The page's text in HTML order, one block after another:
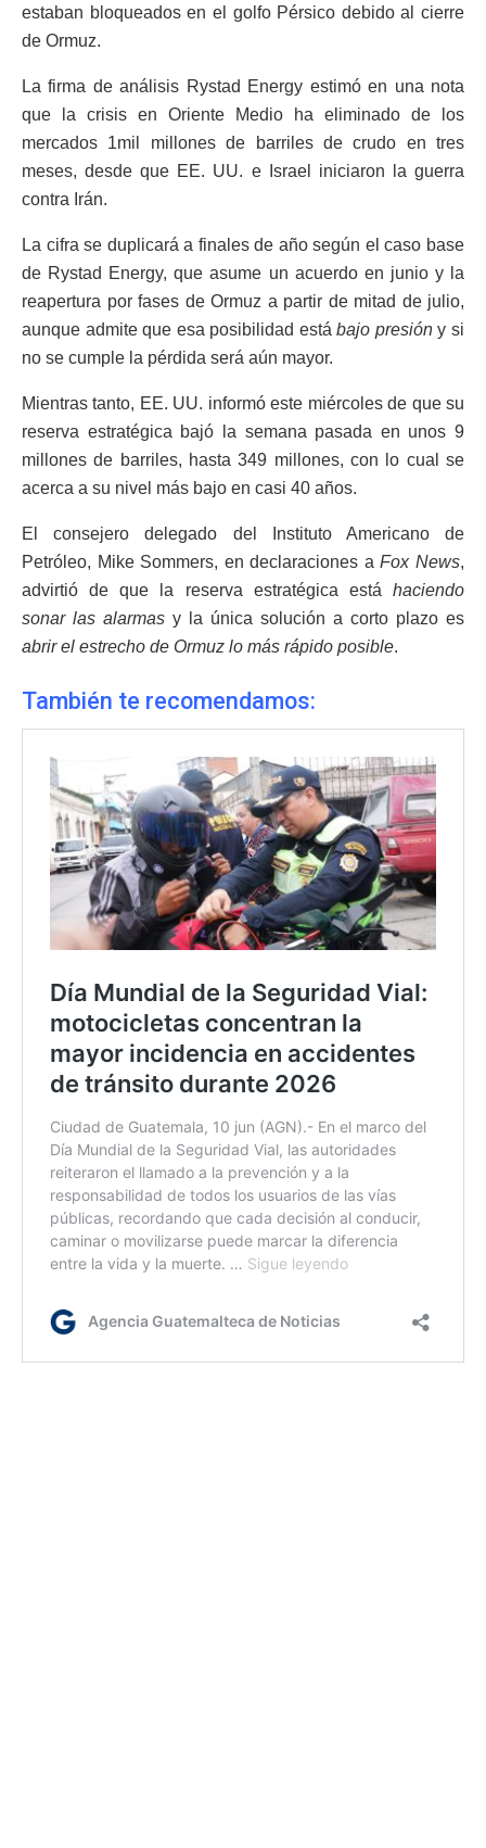
estaban bloqueados en el golfo Pérsico debido al cierre
de Ormuz.
La firma de análisis Rystad Energy estimó en una nota
que la crisis en Oriente Medio ha eliminado de los
mercados 1mil millones de barriles de crudo en tres
meses, desde que EE. UU. e Israel iniciaron la guerra
contra Irán.
La cifra se duplicará a finales de año según el caso base
de Rystad Energy, que asume un acuerdo en junio y la
reapertura por fases de Ormuz a partir de mitad de julio,
aunque admite que esa posibilidad estábajo presióny si
no se cumple la pérdida será aún mayor.
Mientras tanto, EE. UU. informó este miércoles de que su
reserva estratégica bajó la semana pasada en unos 9
millones de barriles, hasta 349 millones, con lo cual se
acerca a su nivel más bajo en casi 40 años.
El consejero delegado del Instituto Americano de
Petróleo, Mike Sommers, en declaraciones aFox News,
advirtió de que la reserva estratégica está haciendo
sonar las alarmas y la única solución a corto plazo es
abrir el estrecho de Ormuz lo más rápido posible.
También te recomendamos: